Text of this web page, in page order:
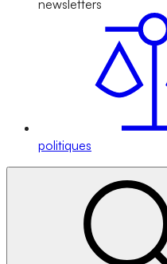
newsletters
politiques